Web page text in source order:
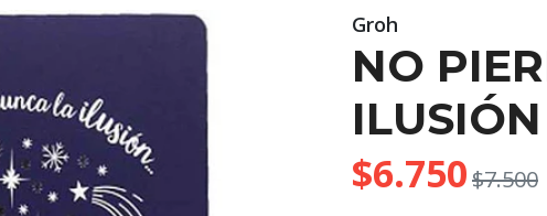
Groh
NO
ILUSIÓN
$6.750$7.500